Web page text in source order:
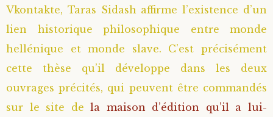
Sainte Xenia
Sainte Matrone de Moscou
Natalia de Vyritsa
Staritsa Anastasia
Geronda Arsenios le Spiléote
Gerondissa Makrina (Vassopoulou)
Archimandrite Nathanaël (Pospelov)
Père Héliodore
Vkontakte, Taras Sidash affirme l’existence d’un
lien historique philosophique entre monde
hellénique et monde slave. C’est précisément
cette thèse qu’il développe dans les deux
ouvrages précités, qui peuvent être commandés
sur le site dela maison d’édition qu’il a lui-